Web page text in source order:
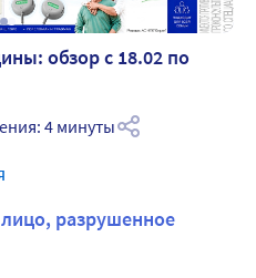
обзор с 18.02 по
4 минуты
разрушенное